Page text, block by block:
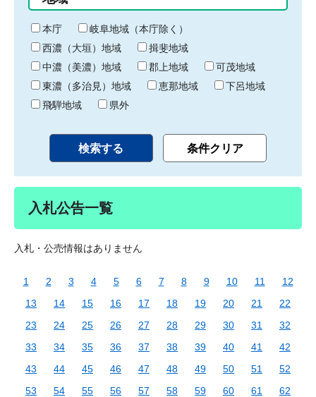
り
終
わ
り
本庁
岐阜地域（本庁除く）
西濃（大垣）地域
揖斐地域
中濃（美濃）地域
郡上地域
可茂地域
東濃（多治見）地域
恵那地域
下呂地域
飛騨地域
県外
入札公告一覧
入札・公売情報はありません
1 2 3 4 5 6 7 8 9 10 11
12
13
14 15 16 17 18 19 20 21
22
23
24 25 26 27 28 29 30 31
32
33
34 35 36 37 38 39 40 41
42
43
44 45 46 47 48 49 50 51
52
53
54 55 56 57 58 59 60 61
62